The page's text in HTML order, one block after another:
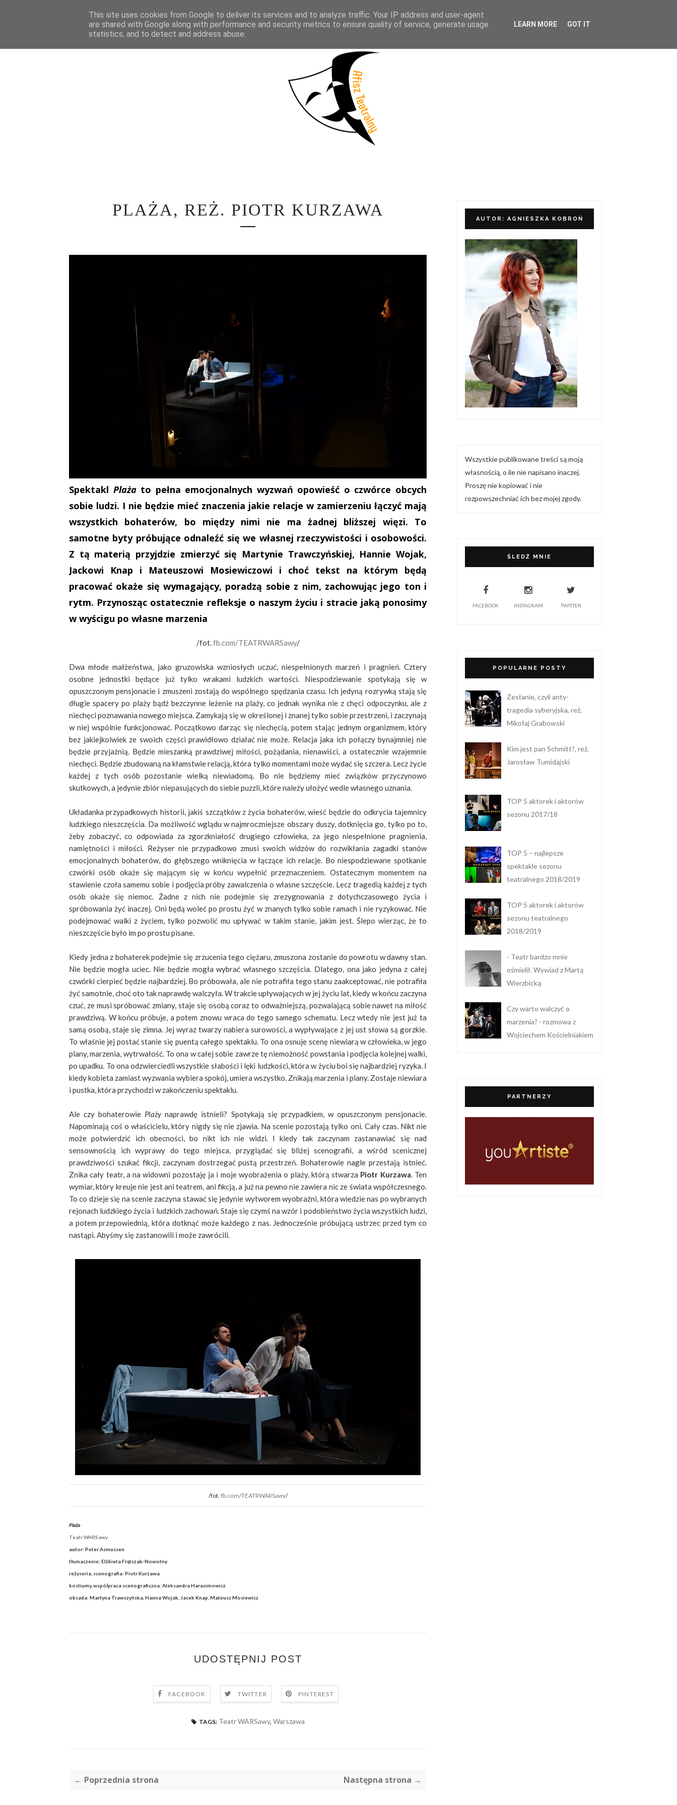
STRONA GŁÓWNA WOKÓŁ TEATRU SPEKTAKLE WYWIADY LITERATURA PRÓBY MEDIALNE WSPÓŁPRACA I KONTAKT
PLAŻA, REŻ. PIOTR KURZAWA
Spektakl Plażato pełna emocjonalnych wyzwań opowieść o czwórce obcych
sobie ludzi. I nie będzie mieć znaczenia jakie relacje w zamierzeniu łączyć mają
wszystkich bohaterów, bo między nimi nie ma żadnej bliższej więzi. To
samotne byty próbujące odnaleźć się we własnej rzeczywistości i osobowości.
Z tą materią przyjdzie zmierzyć się Martynie Trawczyńskiej, Hannie Wojak,
Jackowi Knap i Mateuszowi Mosiewiczowi i choć tekst na którym będą
pracować okaże się wymagający, poradzą sobie z nim, zachowując jego ton i
rytm. Przynosząc ostatecznie refleksje o naszym życiu i stracie jaką ponosimy
w wyścigu po własne marzenia
/fot.fb.com/TEATRWARSawy/
Dwa młode małżeństwa, jako gruzowiska wzniosłych uczuć, niespełnionych marzeń i pragnień. Cztery
osobne jednostki będące już tylko wrakami ludzkich wartości. Niespodziewanie spotykają się w
opuszczonym pensjonacie i zmuszeni zostają do wspólnego spędzania czasu. Ich jedyną rozrywką stają się
długie spacery po plaży bądź bezczynne leżenie na plaży, co jednak wynika nie z chęci odpoczynku, ale z
niechęci poznawania nowego miejsca. Zamykają się w określonej i znanej tylko sobie przestrzeni, i zaczynają
w niej wspólnie funkcjonować. Początkowo darząc się niechęcią, potem stając jednym organizmem, który
bez jakiejkolwiek ze swoich części prawidłowo działać nie może. Relacja jaka ich połączy bynajmniej nie
będzie przyjaźnią. Będzie mieszanką prawdziwej miłości, pożądania, nienawiści, a ostatecznie wzajemnie
niechęci. Będzie zbudowaną na kłamstwie relacją, która tylko momentami może wydać się szczera. Lecz życie
każdej z tych osób pozostanie wielką niewiadomą. Bo nie będziemy mieć związków przyczynowo
skutkowych, a jedynie zbiór niepasujących do siebie puzzli, które należy ułożyć wedle własnego uznania.
Układanka przypadkowych historii, jakiś szczątków z życia bohaterów, wieść będzie do odkrycia tajemnicy
ludzkiego nieszczęścia. Da możliwość wglądu w najmroczniejsze obszary duszy, dotknięcia go, tylko po to,
żeby zobaczyć, co odpowiada za zgorzkniałość drugiego człowieka, za jego niespełnione pragnienia,
namiętności i miłości. Reżyser nie przypadkowo zmusi swoich widzów do rozwikłania zagadki stanów
emocjonalnych bohaterów, do głębszego wniknięcia w łączące ich relacje. Bo niespodziewane spotkanie
czwórki osób okaże się mającym się w końcu wypełnić przeznaczeniem. Ostatecznym momentem na
stawienie czoła samemu sobie i podjęcia próby zawalczenia o własne szczęście. Lecz tragedią każdej z tych
osób okaże się niemoc. Żadne z nich nie podejmie się zrezygnowania z dotychczasowego życia i
spróbowania żyć inaczej. Oni będą woleć po prostu żyć w znanych tylko sobie ramach i nie ryzykować. Nie
podejmować walki z życiem, tylko pozwolić mu upływać w takim stanie, jakim jest. Ślepo wierząc, że to
nieszczęście było im po prostu pisane.
Kiedy jedna z bohaterek podejmie się zrzucenia tego ciężaru, zmuszona zostanie do powrotu w dawny stan.
Nie będzie mogła uciec. Nie będzie mogła wybrać własnego szczęścia. Dlatego, ona jako jedyna z całej
czwórki cierpieć będzie najbardziej. Bo próbowała, ale nie potrafiła tego stanu zaakceptować, nie potrafiła
żyć samotnie, choć oto tak naprawdę walczyła. W trakcie upływających w jej życiu lat, kiedy w końcu zaczyna
czuć, ze musi spróbować zmiany, staje się osobą coraz to odważniejszą, pozwalającą sobie nawet na miłość
prawdziwą. W końcu próbuje, a potem znowu wraca do tego samego schematu. Lecz wtedy nie jest już ta
samą osobą, staje się zimna. Jej wyraz twarzy nabiera surowości, a wypływające z jej ust słowa są gorzkie.
To właśnie jej postać stanie się puentą całego spektaklu. To ona osnuje scenę niewiarą w człowieka, w jego
plany, marzenia, wytrwałość. To ona w całej sobie zawrze tę niemożność powstania i podjęcia kolejnej walki,
po upadku. To ona odzwierciedli wszystkie słabości i lęki ludzkości, która w życiu boi się najbardziej ryzyka. I
kiedy kobieta zamiast wyzwania wybiera spokój, umiera wszystko. Znikają marzenia i plany. Zostaje niewiara
i pustka, która przychodzi w zakończeniu spektaklu.
Ale czy bohaterowie Plażynaprawdę istnieli? Spotykają się przypadkiem, w opuszczonym pensjonacie.
Napominają coś o właścicielu, który nigdy się nie zjawia. Na scenie pozostają tylko oni. Cały czas. Nikt nie
może potwierdzić ich obecności, bo nikt ich nie widzi. I kiedy tak zaczynam zastanawiać się nad
sensownością ich wyprawy do tego miejsca, przyglądać się bliżej scenografii, a wśród scenicznej
prawdziwości szukać fikcji, zaczynam dostrzegać pustą przestrzeń. Bohaterowie nagle przestają istnieć.
Znika cały teatr, a na widowni pozostaję ja i moje wyobrażenia o plaży, którą stwarza Piotr Kurzawa. Ten
wymiar, który kreuje nie jest ani teatrem, ani fikcją, a już na pewno nie zawiera nic ze świata współczesnego.
To co dzieje się na scenie zaczyna stawać się jedynie wytworem wyobraźni, która wiedzie nas po wybranych
rejonach ludzkiego życia i ludzkich zachowań. Staje się czymś na wzór i podobieństwo życia wszystkich ludzi,
a potem przepowiednią, która dotknąć może każdego z nas. Jednocześnie próbującą ustrzec przed tym co
nastąpi. Abyśmy się zastanowili i może zawrócili.
/fot. fb.com/TEATRWARSawy/
Plaża
Teatr WARSawy
autor: Peter Asmussen
tłumaczenie: Elżbieta Frątczak-Nowotny
reżyseria, scenografia: Piotr Kurzawa
kostiumy, współpraca scenograficzna: Aleksandra Harasimowicz
obsada: Martyna Trawczyńska, Hanna Wojak, Jacek Knap, Mateusz Mosiewicz
UDOSTĘPNIJ POST
FACEBOOK TWITTER PINTEREST
TAGS: Teatr WARSawy, Warszawa
← Poprzednia strona Następna strona →
AUTOR: AGNIESZKA KOBROŃ
Wszystkie publikowane treści są moją
własnością, o ile nie napisano inaczej.
Proszę nie kopiować i nie
rozpowszechniać ich bez mojej zgody.
ŚLEDŹ MNIE
FACEBOOK INSTAGRAM TWITTER
POPULARNE POSTY
Zesłanie, czyli anty-
tragedia syberyjska, reż.
Mikołaj Grabowski
Kim jest pan Schmitt?, reż.
Jarosław Tumidajski
TOP 5 aktorek i aktorów
sezonu 2017/18
TOP 5 – najlepsze
spektakle sezonu
teatralnego 2018/2019
TOP 5 aktorek i aktorów
sezonu teatralnego
2018/2019
- Teatr bardzo mnie
ośmielił. Wywiad z Martą
Wierzbicką
Czy warto walczyć o
marzenia? - rozmowa z
Wojciechem Kościelniakiem
PARTNERZY
This site uses cookies from Google to deliver its services and to analyze traffic. Your IP address and user-agent
are shared with Google along with performance and security metrics to ensure quality of service, generate usage
statistics, and to detect and address abuse.
LEARN MORE GOT IT